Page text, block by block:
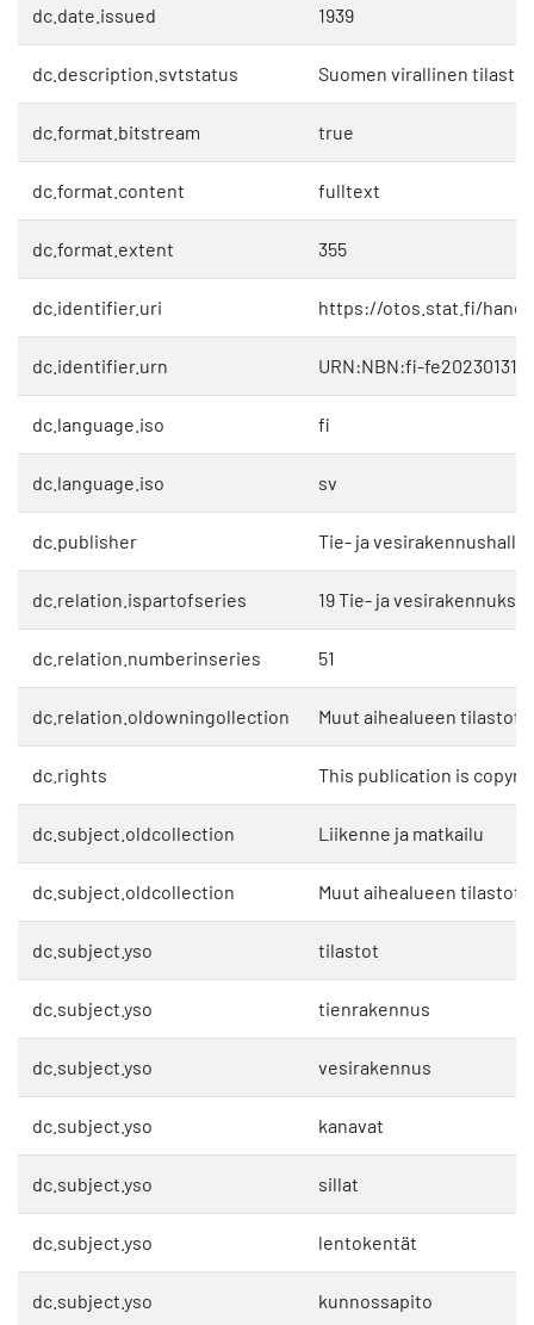
dc.date.issued 1939
dc.description.svtstatus Suomen virallinen tilasto
dc.format.bitstream true
dc.format.content fulltext
dc.format.extent 355
dc.identifier.uri https://otos.stat.fi/
dc.identifier.urn URN:NBN:fi-
dc.language.iso fi
dc.language.iso sv
dc.publisher Tie- ja
dc.relation.ispartofseries 19 Tie- ja vesirakennukset
dc.relation.numberinseries 51
dc.relation.oldowningollection Muut aihealueen tilastot
dc.rights This publication is
dc.subject.oldcollection Liikenne ja matkailu
dc.subject.oldcollection Muut aihealueen tilastot
dc.subject.yso tilastot
dc.subject.yso tienrakennus
dc.subject.yso vesirakennus
dc.subject.yso kanavat
dc.subject.yso sillat
dc.subject.yso lentokentät
dc.subject.yso kunnossapito